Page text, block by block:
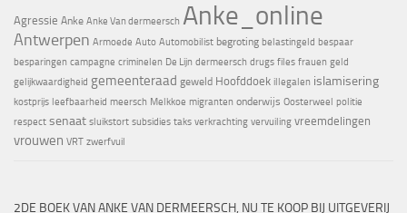
Agressie Anke Anke Van dermeersch Anke_online
Antwerpen Armoede Auto Automobilist begroting belastingeld bespaar
besparingen campagne criminelen De Lijn dermeersch drugs files frauen geld
gelijkwaardigheid gemeenteraad geweld Hoofddoek illegalen islamisering
kostprijs leefbaarheid meersch Melkkoe migranten onderwijs Oosterweel politie
respect senaat sluikstort subsidies taks verkrachting vervuiling vreemdelingen
vrouwen VRT zwerfvuil
2DE BOEK VAN ANKE VAN DERMEERSCH, NU TE KOOP BIJ UITGEVERIJ